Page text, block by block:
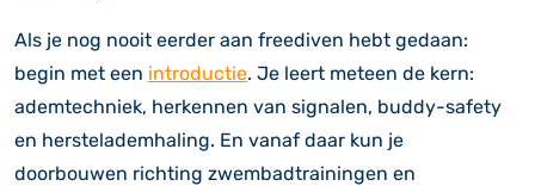
Als je nog nooit eerder aan freediven hebt gedaan:
begin met een introductie. Je leert meteen de kern:
ademtechniek, herkennen van signalen, buddy-safety
en herstelademhaling. En vanaf daar kun je
doorbouwen richting zwembadtrainingen en